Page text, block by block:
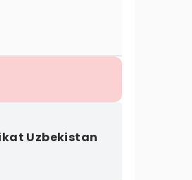
Uzbekistan